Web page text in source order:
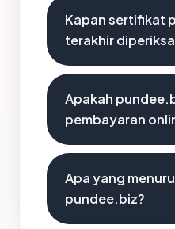
Kapan sertifikat
terakhir
Apakah
pembayaran
Apa yang
pundee.biz?